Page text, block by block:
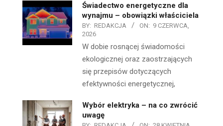
Świadectwo energetyczne dla
wynajmu – obowiązki właściciela
BY: REDAKCJA ON: 9 CZERWCA,
2026
W dobie rosnącej świadomości
ekologicznej oraz zaostrzających
się przepisów dotyczących
efektywności energetycznej,
Wybór elektryka – na co zwrócić
uwagę